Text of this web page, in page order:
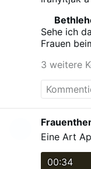
Sehe ich
Frauen
3 weitere
Eine Art
00:34